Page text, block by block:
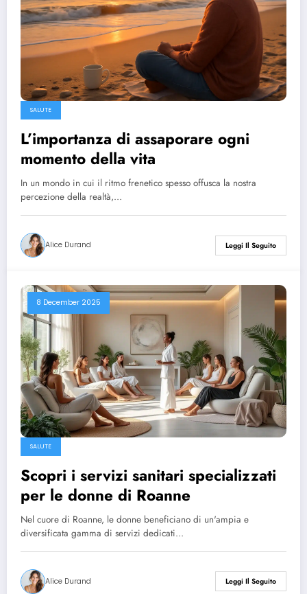
SALUTE
L’importanza di assaporare ogni
momento della vita
In un mondo in cui il ritmo frenetico spesso offusca la nostra
percezione della realtà,…
Alice Durand Leggi Il Seguito
8 December 2025
SALUTE
Scopri i servizi sanitari specializzati
per le donne di Roanne
Nel cuore di Roanne, le donne beneficiano di un'ampia e
diversificata gamma di servizi dedicati…
Alice Durand Leggi Il Seguito